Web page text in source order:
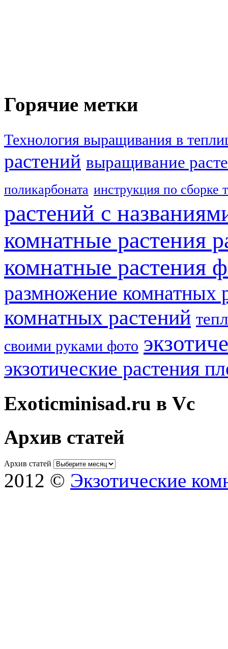
Горячие метки
Технология выращивания в
растений выращивание
поликарбоната инструкция по сборке
растений с
комнатные растения
комнатные растения
размножение комнатных
комнатных растений
своими руками фото
экзотические растения
Exoticminisad.ru в Vc
Архив статей
Архив статей
2012 © Экзотические